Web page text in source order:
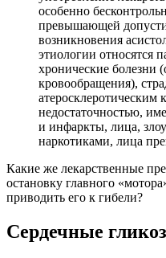
особенно
превышающей
возникновения
этиологии относятся
хронические болезни
кровообращения),
атеросклеротическим
недостаточностью,
и инфаркты, лица,
наркотиками, лица
Какие же лекарственные
остановку главного
приводить его к гибели?
Сердечные